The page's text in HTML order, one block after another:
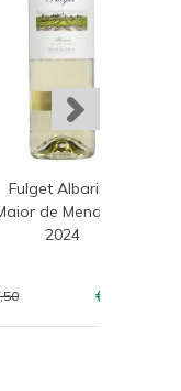
Fulget Albarino
de Mendoza
2024